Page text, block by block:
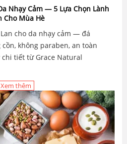
Nhạy Cảm — 5 Lựa Chọn Lành
Cho Mùa Hè
cho da nhạy cảm — đá
không paraben, an toàn
tiết từ Grace Natural
Xem thêm